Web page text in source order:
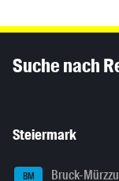
Suche nach
Steiermark
BM Bruck-